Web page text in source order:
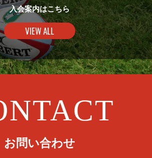
入会案内はこちら
VIEW ALL
お問い合わせ